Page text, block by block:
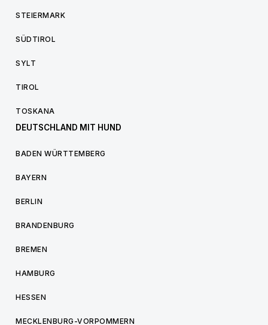
STEIERMARK
SÜDTIROL
SYLT
TIROL
TOSKANA
DEUTSCHLAND MIT HUND
BADEN WÜRTTEMBERG
BAYERN
BERLIN
BRANDENBURG
BREMEN
HAMBURG
HESSEN
MECKLENBURG-VORPOMMERN